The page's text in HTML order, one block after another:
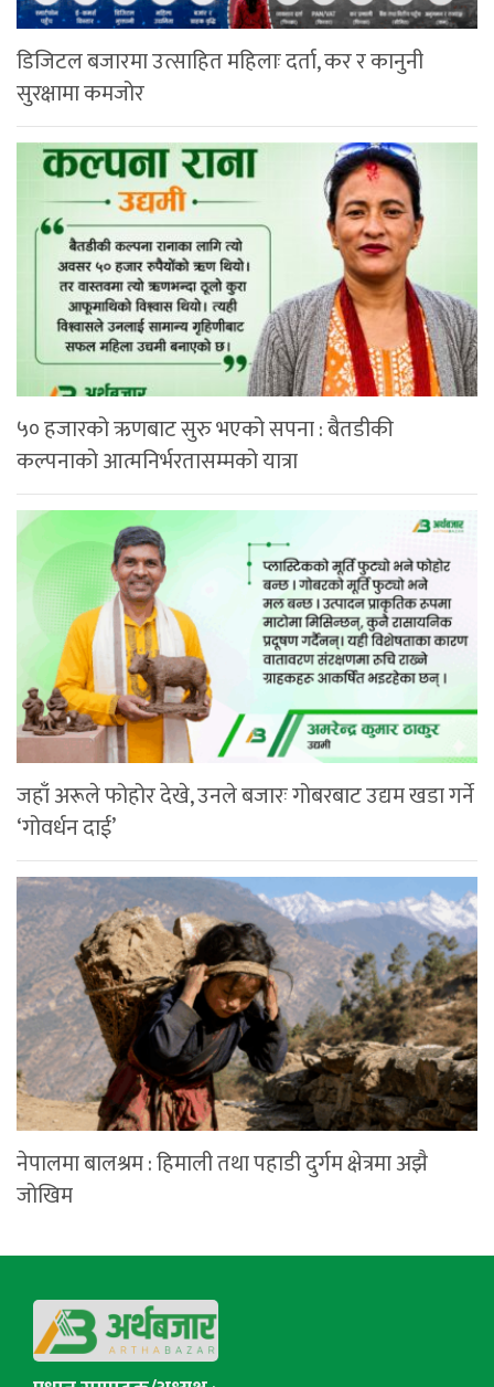
डिजिटल बजारमा उत्साहित महिलाः दर्ता, कर र कानुनी
सुरक्षामा कमजोर
५० हजारको ऋणबाट सुरु भएको सपना : बैतडीकी
कल्पनाको आत्मनिर्भरतासम्मको यात्रा
जहाँ अरूले फोहोर देखे, उनले बजारः गोबरबाट उद्यम खडा गर्ने
‘गोवर्धन दाई’
नेपालमा बालश्रम : हिमाली तथा पहाडी दुर्गम क्षेत्रमा अझै
जोखिम